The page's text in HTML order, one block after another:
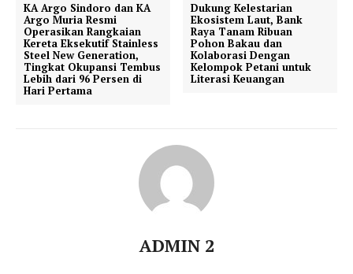
KA Argo Sindoro dan KA
Argo Muria Resmi
Operasikan Rangkaian
Kereta Eksekutif Stainless
Steel New Generation,
Tingkat Okupansi Tembus
Lebih dari 96 Persen di
Hari Pertama
Dukung Kelestarian
Ekosistem Laut, Bank
Raya Tanam Ribuan
Pohon Bakau dan
Kolaborasi Dengan
Kelompok Petani untuk
Literasi Keuangan
ADMIN 2